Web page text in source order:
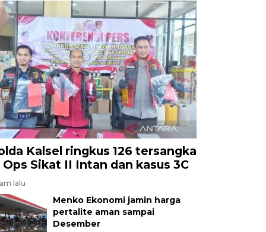
Kalsel ringkus 126 tersangka
Ops Sikat II Intan dan kasus 3C
lalu
Menko Ekonomi jamin harga
pertalite aman sampai
Desember